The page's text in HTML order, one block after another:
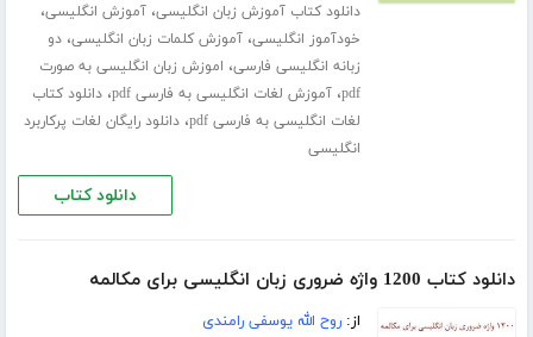
دانلود کتاب آموزش زبان انگلیسی،آموزش انگلیسی،
خودآموز انگلیسی،آموزش کلمات زبان انگلیسی،دو
زبانه انگلیسی فارسی، اموزش زبان انگلیسی به صورت
pdf،آموزش لغات انگلیسی به فارسی pdf ،دانلود کتاب
لغات انگلیسی به فارسی pdf
،دانلود رایگان لغات پرکاربرد
انگلیسی
دانلود کتاب
دانلود کتاب 1200 واژه ضروری زبان انگلیسی برای مکالمه
از:روح الله یوسفی رامندی